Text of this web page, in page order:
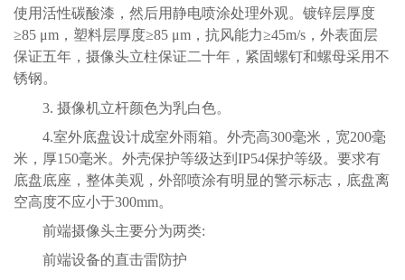
使用活性碳酸漆，然后用静电喷涂处理外观。镀锌层厚度
≥85 μm，塑料层厚度≥85 μm，抗风能力≥45m/s，外表面层
保证五年，摄像头立柱保证二十年，紧固螺钉和螺母采用不
锈钢。
3. 摄像机立杆颜色为乳白色。
4.室外底盘设计成室外雨箱。外壳高300毫米，宽200毫
米，厚150毫米。外壳保护等级达到IP54保护等级。要求有
底盘底座，整体美观，外部喷涂有明显的警示标志，底盘离
空高度不应小于300mm。
前端摄像头主要分为两类:
前端设备的直击雷防护